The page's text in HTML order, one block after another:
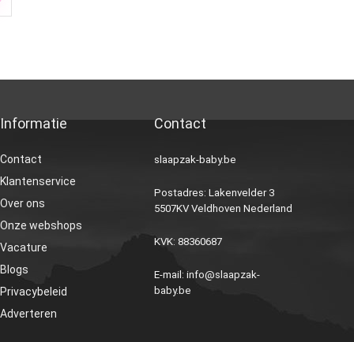
Informatie
Contact
Klantenservice
Over ons
Onze webshops
Vacature
Blogs
Privacybeleid
Adverteren
Contact
slaapzak-baby.be
Postadres: Lakenvelder 3
5507KV Veldhoven Nederland
KVK: 88360687
E-mail:info@slaapzak-
baby.be